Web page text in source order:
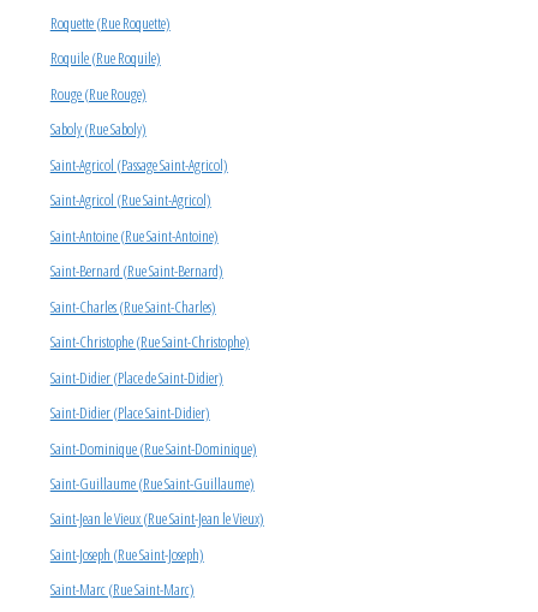
Roquette (Rue Roquette)
Roquile (Rue Roquile)
Rouge (Rue Rouge)
Saboly (Rue Saboly)
Saint-Agricol (Passage Saint-Agricol)
Saint-Agricol (Rue Saint-Agricol)
Saint-Antoine (Rue Saint-Antoine)
Saint-Bernard (Rue Saint-Bernard)
Saint-Charles (Rue Saint-Charles)
Saint-Christophe (Rue Saint-Christophe)
Saint-Didier (Place de Saint-Didier)
Saint-Didier (Place Saint-Didier)
Saint-Dominique (Rue Saint-Dominique)
Saint-Guillaume (Rue Saint-Guillaume)
Saint-Jean le Vieux (Rue Saint-Jean le Vieux)
Saint-Joseph (Rue Saint-Joseph)
Saint-Marc (Rue Saint-Marc)